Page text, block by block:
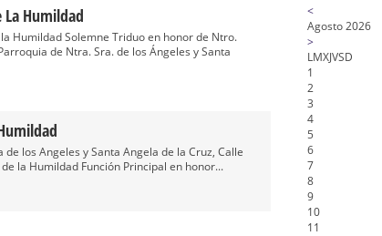
Valle
Vía Crucis y Traslado – Siete Palabras
Gracia y Esperanza – San Roque
La Humildad
Humildad Solemne Triduo en honor de Ntro.
de Ntra. Sra. de los Ángeles y Santa
los Angeles y Santa Angela de la Cruz, Calle
la Humildad Función Principal en honor...
<
Agosto 2026
>
LMXJVSD
1
2
3
4
5
6
7
8
9
10
11